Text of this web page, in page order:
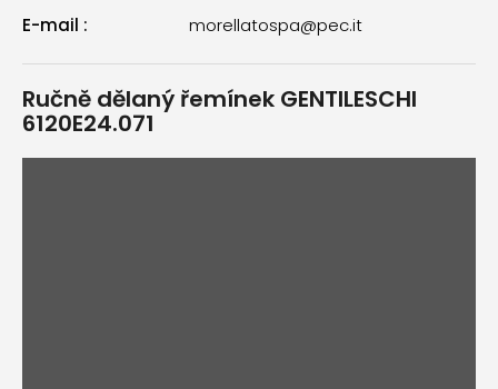
E-mail : morellatospa@pec.it
Ručně dělaný řemínek GENTILESCHI
6120E24.071